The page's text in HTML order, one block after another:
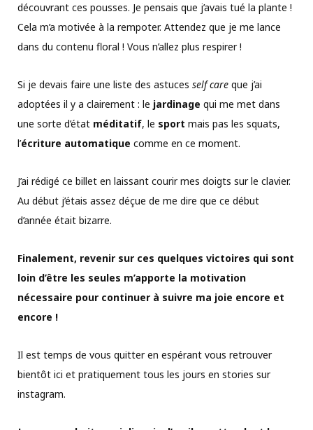
découvrant ces pousses. Je pensais que j’avais tué la plante !
Cela m’a motivée à la rempoter. Attendez que je me lance
dans du contenu floral ! Vous n’allez plus respirer !
Si je devais faire une liste des astuces self care que j’ai
adoptées il y a clairement : le jardinage qui me met dans
une sorte d’état méditatif, le sport mais pas les squats,
l’écriture automatique comme en ce moment.
J’ai rédigé ce billet en laissant courir mes doigts sur le clavier.
Au début j’étais assez déçue de me dire que ce début
d’année était bizarre.
Finalement, revenir sur ces quelques victoires qui sont
loin d’être les seules m’apporte la motivation
nécessaire pour continuer à suivre ma joie encore et
encore !
Il est temps de vous quitter en espérant vous retrouver
bientôt ici et pratiquement tous les jours en stories sur
instagram.